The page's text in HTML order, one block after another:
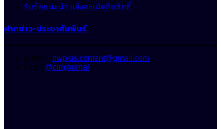
รับข้อแนะนำ แจ้งละเมิดลิขสิทธิ์
ฝากข่าว-ประชาสัมพันธ์
E-mail : hwplus.content@gmail.com
Line : @cimjournal